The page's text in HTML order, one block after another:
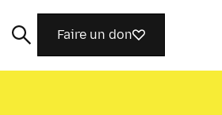
Faire un don